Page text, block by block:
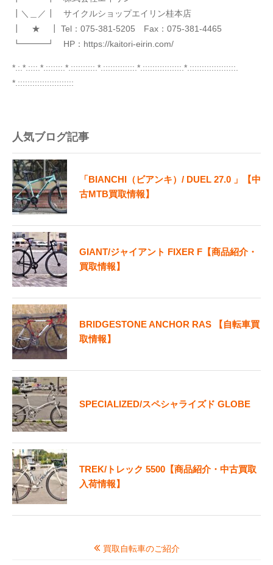
┃＼＿／┃ サイクルショップエイリン桂本店
┃ ★ ┃ Tel：075-381-5205 Fax：075-381-4465
┗━━━┛ HP：https://kaitori-eirin.com/
*.:.*.::::.*.:::::::.*.::::::::::.*.:::::::::::::.*.::::::::::::::::.*.:::::::::::::::::::.
*.:::::::::::::::::::::::
人気ブログ記事
「BIANCHI（ビアンキ）/ DUEL 27.0 」【中
古MTB買取情報】
GIANT/ジャイアント FIXER F【商品紹介・
買取情報】
BRIDGESTONE ANCHOR RAS 【自転車買
取情報】
SPECIALIZED/スペシャライズド GLOBE
TREK/トレック 5500【商品紹介・中古買取
入荷情報】
買取自転車のご紹介